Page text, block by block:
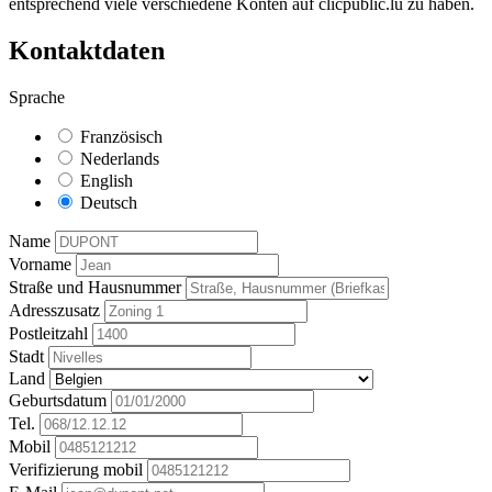
Kontaktdaten
Sprache
Französisch
Nederlands
English
Deutsch
Name
Vorname
Straße und Hausnummer
Adresszusatz
Postleitzahl
Stadt
Land
Geburtsdatum
Tel.
Mobil
Verifizierung mobil